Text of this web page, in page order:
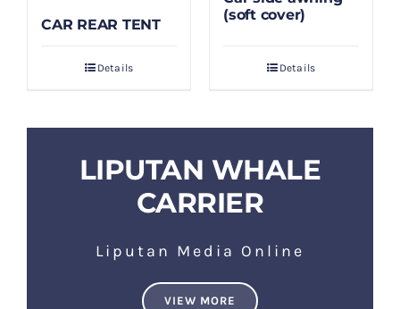
CAR REAR TENT
Details
(soft cover)
Details
LIPUTAN WHALE
CARRIER
Liputan Media Online
VIEW MORE